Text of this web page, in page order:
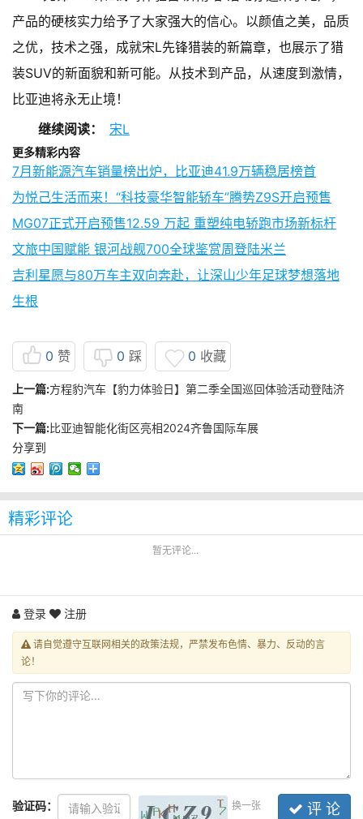
产品的硬核实力给予了大家强大的信心。以颜值之美，品质
之优，技术之强，成就宋L先锋猎装的新篇章，也展示了猎
装SUV的新面貌和新可能。从技术到产品，从速度到激情，
比亚迪将永无止境！
继续阅读：
宋L
更多精彩内容
7月新能源汽车销量榜出炉，比亚迪41.9万辆稳居榜首
为悦己生活而来！“科技豪华智能轿车”腾势Z9S开启预售
MG07正式开启预售12.59 万起 重塑纯电轿跑市场新标杆
文旅中国赋能 银河战舰700全球鉴赏周登陆米兰
吉利星愿与80万车主双向奔赴，让深山少年足球梦想落地
生根
0 赞 0 踩 0 收藏
上一篇:方程豹汽车【豹力体验日】第二季全国巡回体验活动登陆济
南
下一篇:比亚迪智能化街区亮相2024齐鲁国际车展
分享到
精彩评论
暂无评论...
登录 注册
请自觉遵守互联网相关的政策法规，严禁发布色情、暴力、反动的言
论！
验证码： 换一张 评 论